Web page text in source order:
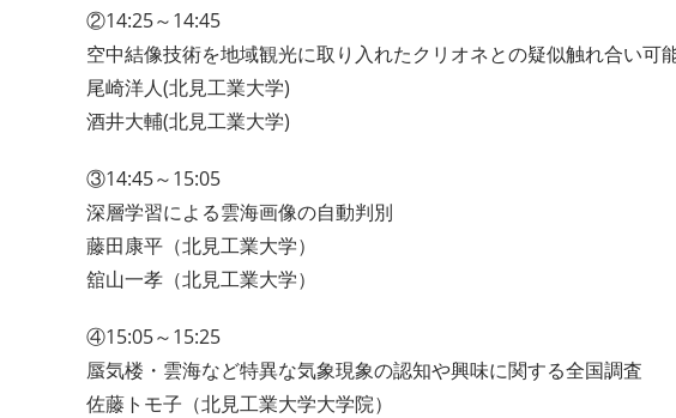
②14:25～14:45
空中結像技術を地域観光に取り入れたクリオネとの疑似触れ合い可
尾崎洋人(北見工業大学)
酒井大輔(北見工業大学)
③14:45～15:05
深層学習による雲海画像の自動判別
藤田康平（北見工業大学）
舘山一孝（北見工業大学）
④15:05～15:25
蜃気楼・雲海など特異な気象現象の認知や興味に関する全国調査
佐藤トモ子（北見工業大学大学院）